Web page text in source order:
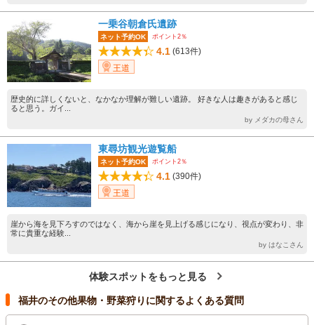
一乗谷朝倉氏遺跡
ネット予約OK ポイント2％
4.1 (613件)
王道
歴史的に詳しくないと、なかなか理解が難しい遺跡。 好きな人は趣きがあると感じ
ると思う。ガイ...
by メダカの母さん
東尋坊観光遊覧船
ネット予約OK ポイント2％
4.1 (390件)
王道
崖から海を見下ろすのではなく、海から崖を見上げる感じになり、視点が変わり、非
常に貴重な経験...
by はなこさん
体験スポットをもっと見る
福井のその他果物・野菜狩りに関するよくある質問